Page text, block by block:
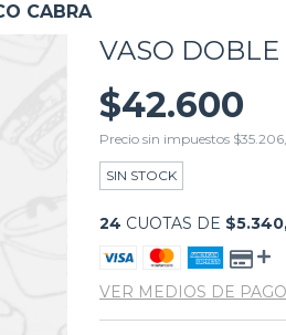
CABRA
VASO
$42.600
Precio sin impuestos
SIN STOCK
24 CUOTAS DE
VER MEDIOS DE PAGO